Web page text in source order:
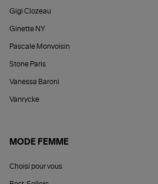
Gigi Clozeau
Ginette NY
Pascale Monvoisin
Stone Paris
Vanessa Baroni
Vanrycke
MODE FEMME
Choisi pour vous